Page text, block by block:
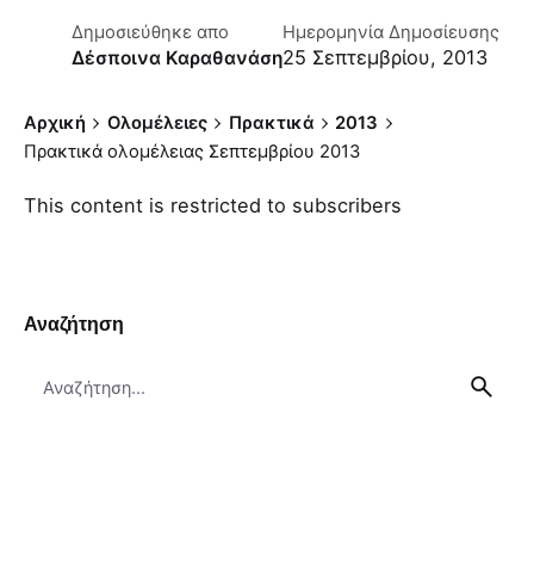
Δημοσιεύθηκε απο
Δέσποινα Καραθανάση
Ημερομηνία Δημοσίευσης
25 Σεπτεμβρίου, 2013
Αρχική Ολομέλειες Πρακτικά
2013
Πρακτικά ολομέλειας Σεπτεμβρίου 2013
This content is restricted to subscribers
Αναζήτηση
for